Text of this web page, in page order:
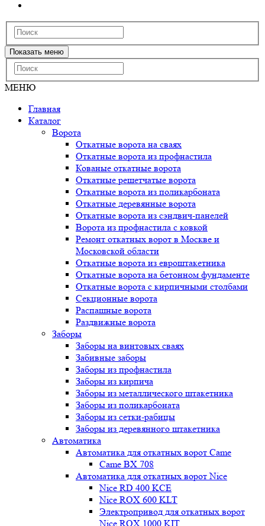
Показать меню
МЕНЮ
Главная
Каталог
Ворота
Откатные ворота на сваях
Откатные ворота из профнастила
Кованые откатные ворота
Откатные решетчатые ворота
Откатные ворота из поликарбоната
Откатные деревянные ворота
Откатные ворота из сэндвич-панелей
Ворота из профнастила с ковкой
Ремонт откатных ворот в Москве и
Московской области
Откатные ворота из евроштакетника
Откатные ворота на бетонном фундаменте
Откатные ворота с кирпичными столбами
Секционные ворота
Распашные ворота
Раздвижные ворота
Заборы
Заборы на винтовых сваях
Забивные заборы
Заборы из профнастила
Заборы из кирпича
Заборы из металлического штакетника
Заборы из поликарбоната
Заборы из сетки-рабицы
Заборы из деревянного штакетника
Автоматика
Автоматика для откатных ворот Came
Came BX 708
Автоматика для откатных ворот Nice
Nice RD 400 KCE
Nice ROX 600 KLT
Электропривод для откатных ворот
Nice ROX 1000 KIT